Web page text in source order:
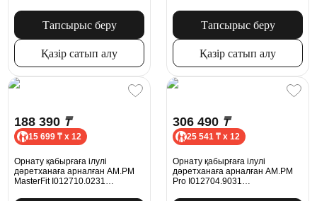
Тапсырыс беру
Қазір сатып алу
қара күңгірт
Тапсырыс беру
Қазір сатып алу
188 390 ₸
15 699 ₸ x 12
Орнату қабырғаға ілулі
дәретханаға арналған AM.PM
MasterFit I012710.0231
306 490 ₸
25 541 ₸ x 12
Орнату қабырғаға ілулі
дәретханаға арналған AM.PM
Pro I012704.9031